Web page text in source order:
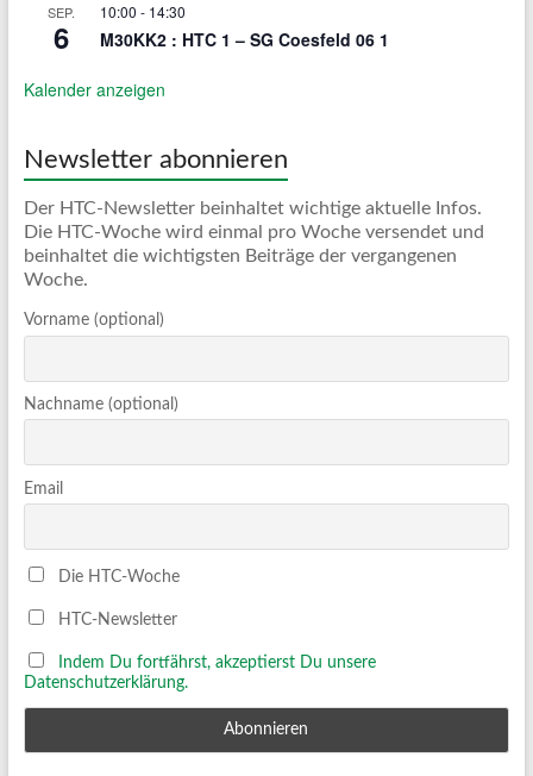
SEP.
6
10:00 - 14:30
M30KK2 : HTC 1 – SG Coesfeld 06 1
Kalender anzeigen
Newsletter abonnieren
Der HTC-Newsletter beinhaltet wichtige aktuelle Infos.
Die HTC-Woche wird einmal pro Woche versendet und
beinhaltet die wichtigsten Beiträge der vergangenen
Woche.
Vorname (optional)
Nachname (optional)
Email
Die HTC-Woche
HTC-Newsletter
Indem Du fortfährst, akzeptierst Du unsere
Datenschutzerklärung.